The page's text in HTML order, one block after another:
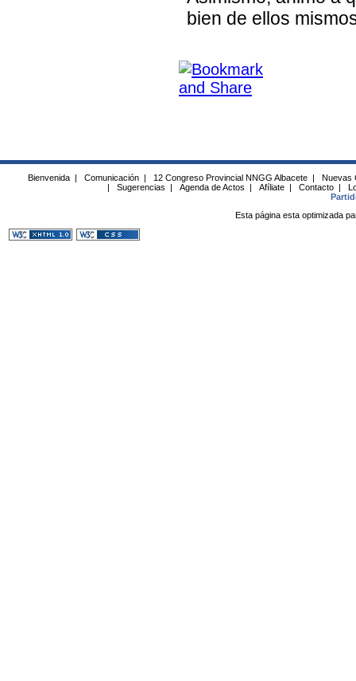
bien de ellos
Bienvenida | Comunicación | 12 Congreso Provincial NNGG Albacete |
Nuevas
|
Sugerencias | Agenda de Actos | Afíliate | Contacto |
Esta página esta optimizada